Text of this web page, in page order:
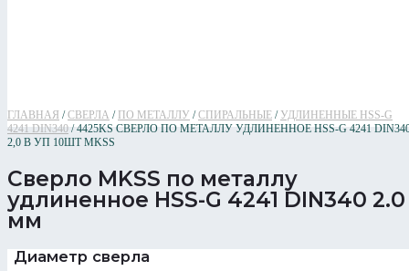
ГЛАВНАЯ /СВЕРЛА / ПО МЕТАЛЛУ /СПИРАЛЬНЫЕ / УДЛИНЕННЫЕ HSS-G
4241 DIN340 / 4425KS СВЕРЛО ПО МЕТАЛЛУ УДЛИНЕННОЕ HSS-G 4241
2,0 В УП 10ШТ MKSS
Сверло MKSS по металлу
удлиненное HSS-G 4241 DIN340 2.0
мм
Диаметр сверла